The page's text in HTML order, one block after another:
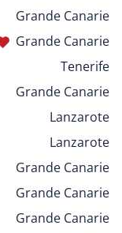
Grande Canarie
Grande Canarie
Tenerife
Grande Canarie
Lanzarote
Lanzarote
Grande Canarie
Grande Canarie
Grande Canarie